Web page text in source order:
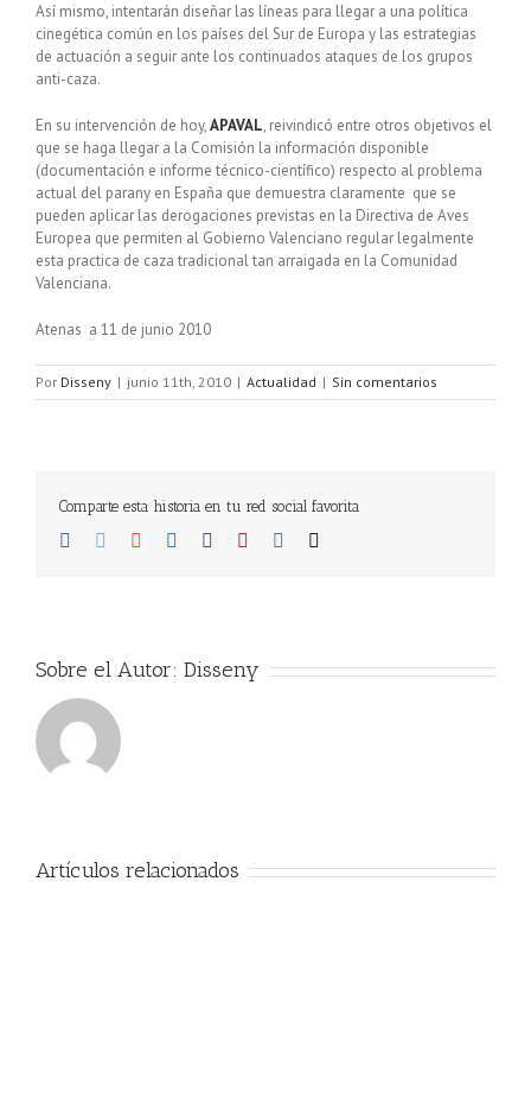
Así mismo, intentarán diseñar las líneas para llegar a una política
cinegética común en los países del Sur de Europa y las estrategias
de actuación a seguir ante los continuados ataques de los grupos
anti-caza.
En su intervención de hoy,APAVAL, reivindicó entre otros objetivos el
que se haga llegar a la Comisión la información disponible
(documentación e informe técnico-científico) respecto al problema
actual del parany en España que demuestra claramente que se
pueden aplicar las derogaciones previstas en la Directiva de Aves
Europea que permiten al Gobierno Valenciano regular legalmente
esta practica de caza tradicional tan arraigada en la Comunidad
Valenciana.
Atenas a 11 de junio 2010
Por Disseny | junio 11th, 2010 | Actualidad | Sin comentarios
Comparte esta historia en tu red social favorita
Facebook
TwitterReddit LinkedIn
TumblrPinterest
Sobre el Autor: Disseny
Artículos relacionados